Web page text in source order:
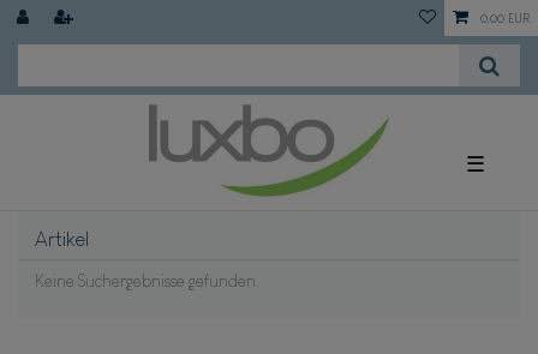
0,00 EUR
☰
Artikel
Keine Suchergebnisse gefunden.